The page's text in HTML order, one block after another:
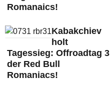
Romanaics!
Kabakchiev
holt
Tagessieg: Offroadtag 3
der Red Bull
Romaniacs!